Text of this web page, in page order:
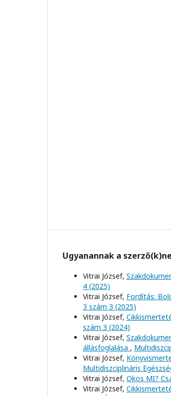
Ugyanannak a
Vitrai József,
4 (2025)
Vitrai József, Fordítás:
3 szám 3 (2025)
Vitrai József,
szám 3 (2024)
Vitrai József,
állásfoglalása ,
Vitrai József,
Multidiszciplináris
Vitrai József, Okos MI?
Vitrai József,